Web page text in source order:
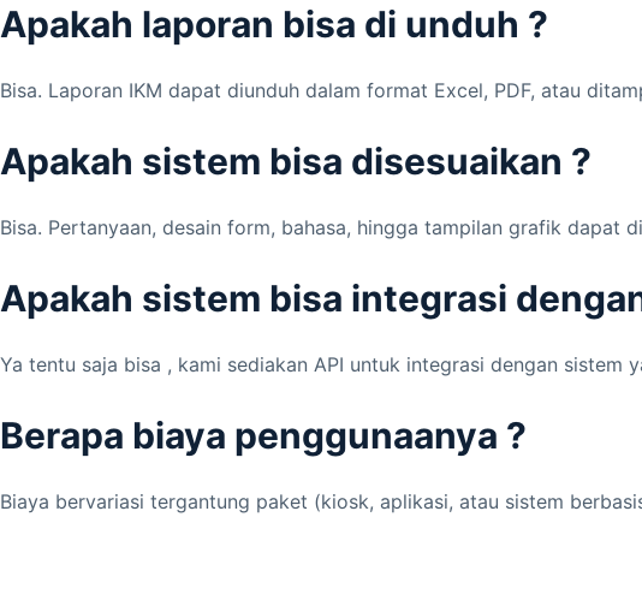
Apakah laporan bisa di unduh ?
Bisa. Laporan IKM dapat diunduh dalam format Excel, PDF, atau
Apakah sistem bisa disesuaikan ?
Bisa. Pertanyaan, desain form, bahasa, hingga tampilan grafik dapat
Apakah sistem bisa integrasi
Ya tentu saja bisa , kami sediakan API untuk integrasi dengan sistem
Berapa biaya penggunaanya ?
Biaya bervariasi tergantung paket (kiosk, aplikasi, atau sistem